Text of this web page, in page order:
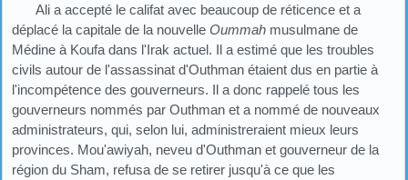
Ali a accepté le califat avec beaucoup de réticence et a
déplacé la capitale de la nouvelle Oummah musulmane de
Médine à Koufa dans l'Irak actuel. Il a estimé que les troubles
civils autour de l'assassinat d'Outhman étaient dus en partie à
l'incompétence des gouverneurs. Il a donc rappelé tous les
gouverneurs nommés par Outhman et a nommé de nouveaux
administrateurs, qui, selon lui, administreraient mieux leurs
provinces. Mou'awiyah, neveu d'Outhman et gouverneur de la
région du Sham, refusa de se retirer jusqu'à ce que les